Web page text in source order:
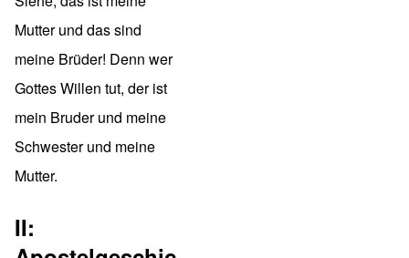
Mutter und das sind
meine Brüder! Denn wer
Gottes Willen tut, der ist
mein Bruder und meine
Schwester und meine
Mutter.
II: